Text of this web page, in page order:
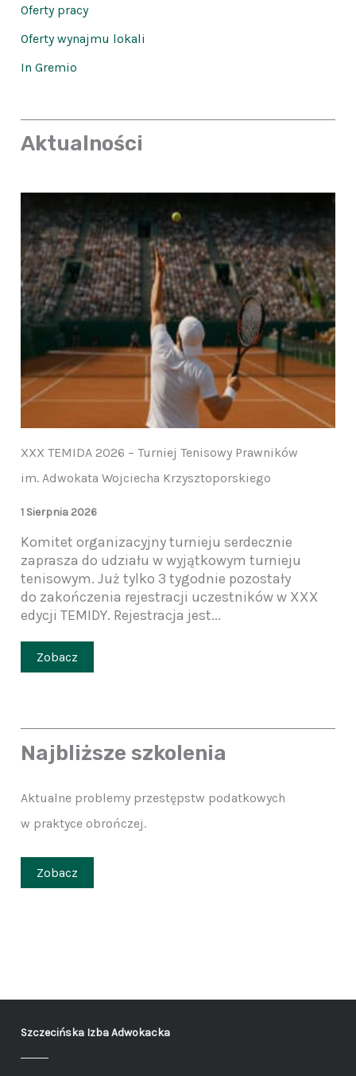
Oferty pracy
Oferty wynajmu lokali
In Gremio
Aktualności
XXX TEMIDA 2026 – Turniej Tenisowy Prawników
im. Adwokata Wojciecha Krzysztoporskiego
1 Sierpnia 2026
Komitet organizacyjny turnieju serdecznie
zaprasza do udziału w wyjątkowym turnieju
tenisowym. Już tylko 3 tygodnie pozostały
do zakończenia rejestracji uczestników w XXX
edycji TEMIDY. Rejestracja jest...
Zobacz
Najbliższe szkolenia
Aktualne problemy przestępstw podatkowych
w praktyce obrończej.
Zobacz
Szczecińska Izba Adwokacka